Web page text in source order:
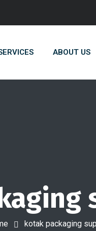
ABOUT US
kotak packaging